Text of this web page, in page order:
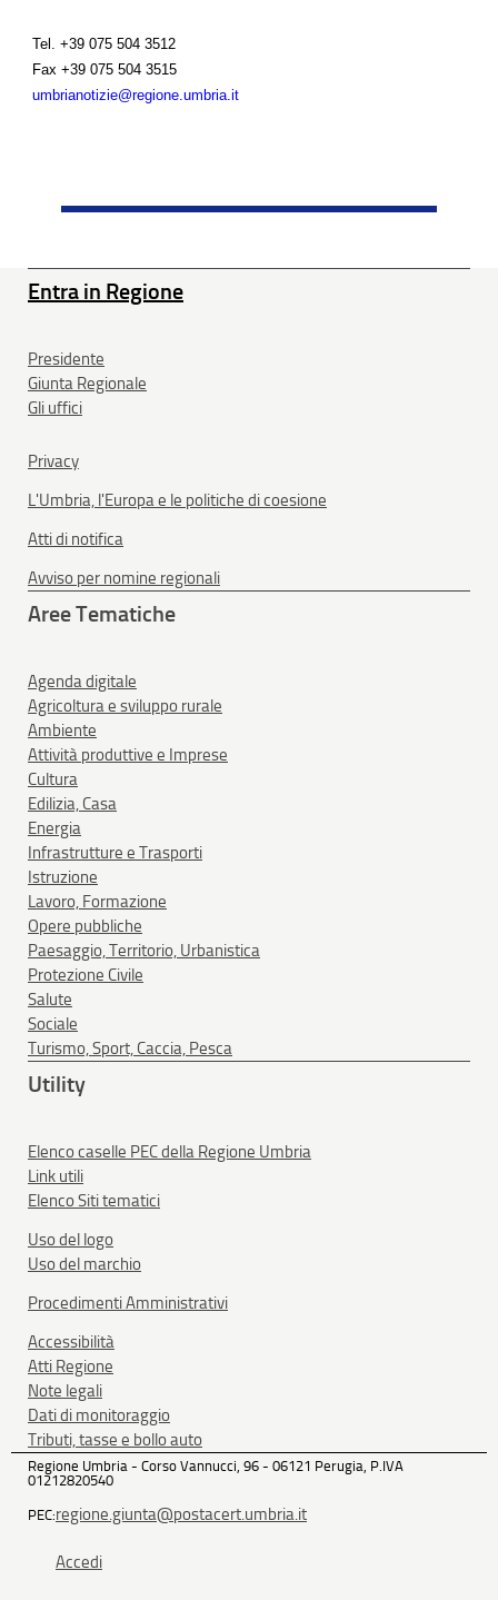
Tel. +39 075 504 3512
Fax +39 075 504 3515
umbrianotizie@regione.umbria.it
Entra in Regione
Presidente
Giunta Regionale
Gli uffici
Privacy
L'Umbria, l'Europa e le politiche di coesione
Atti di notifica
Avviso per nomine regionali
Aree Tematiche
Agenda digitale
Agricoltura e sviluppo rurale
Ambiente
Attività produttive e Imprese
Cultura
Edilizia, Casa
Energia
Infrastrutture e Trasporti
Istruzione
Lavoro, Formazione
Opere pubbliche
Paesaggio, Territorio, Urbanistica
Protezione Civile
Salute
Sociale
Turismo, Sport, Caccia, Pesca
Utility
Elenco caselle PEC della Regione Umbria
Link utili
Elenco Siti tematici
Uso del logo
Uso del marchio
Procedimenti Amministrativi
Accessibilità
Atti Regione
Note legali
Dati di monitoraggio
Tributi, tasse e bollo auto
Regione Umbria - Corso Vannucci, 96 - 06121 Perugia, P.IVA
01212820540
PEC:regione.giunta@postacert.umbria.it
Accedi